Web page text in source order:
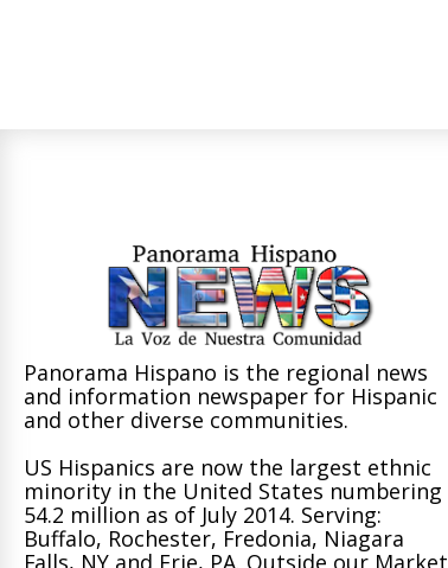
Panorama Hispano is the regional news
and information newspaper for Hispanic
and other diverse communities.
US Hispanics are now the largest ethnic
minority in the United States numbering
54.2 million as of July 2014. Serving:
Buffalo, Rochester, Fredonia, Niagara
Falls, NY and Erie, PA. Outside our Market